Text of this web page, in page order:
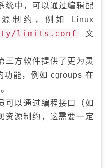
统中，可以通过编辑配
制约，例如 Linux
limits.conf
文
三方软件提供了更为灵
功能，例如 cgroups 在
可以通过编程接口（如
资源制约，这需要一定